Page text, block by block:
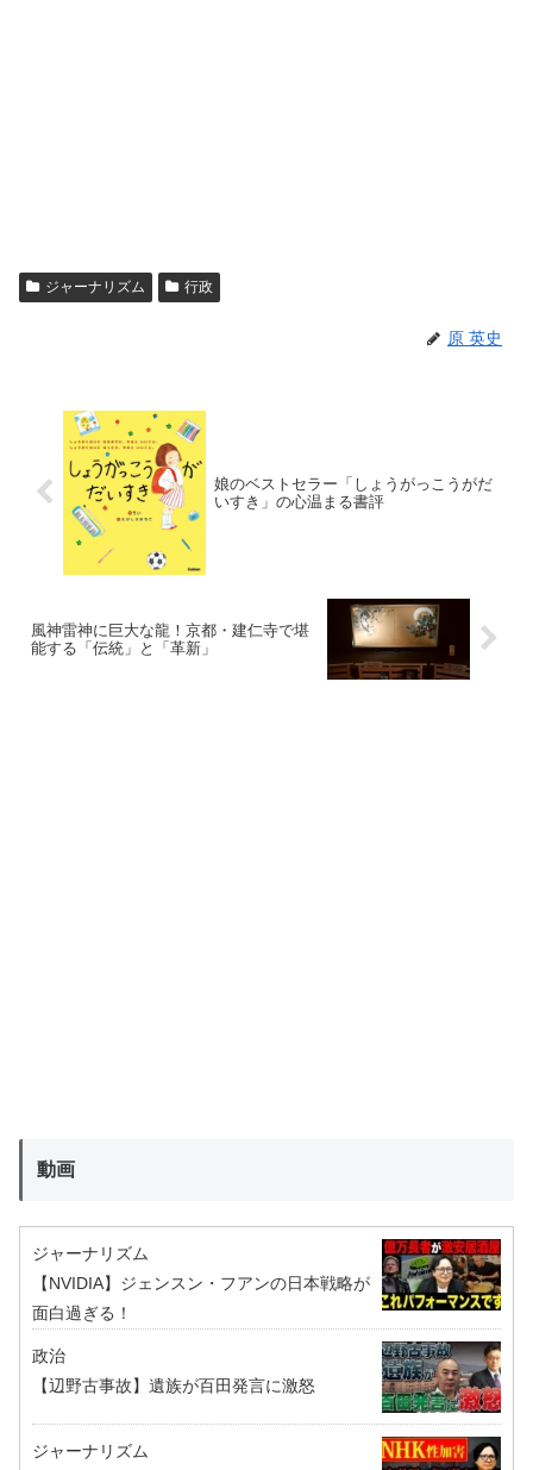
ジャーナリズム 行政
原 英史
娘のベストセラー「しょうがっこうがだ
いすき」の心温まる書評
風神雷神に巨大な龍！京都・建仁寺で堪
能する「伝統」と「革新」
動画
ジャーナリズム
【NVIDIA】ジェンスン・フアンの日本戦略が
面白過ぎる！
政治
【辺野古事故】遺族が百田発言に激怒
ジャーナリズム